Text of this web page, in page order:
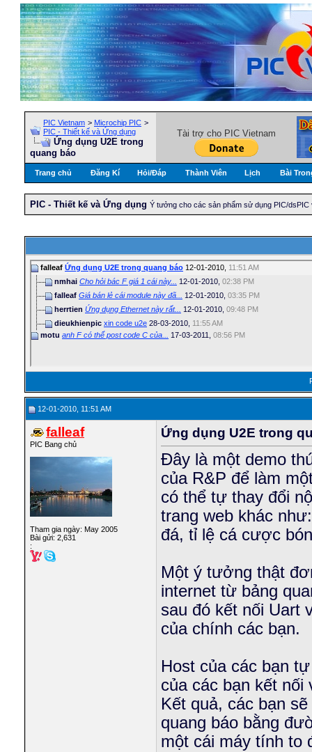
PIC Vietnam > Microchip PIC >
PIC - Thiết kế và Ứng dụng
Ứng dụng U2E trong
quang báo
Tài trợ cho PIC Vietnam
Trang chủ Đăng Kí Hỏi/Ðáp Thành Viên Lịch Bài
PIC - Thiết kế và Ứng dụng Ý tưởng cho các sản phẩm sử dụng PIC/
falleaf Ứng dụng U2E trong quang báo 12-01-2010, 11:51 AM
nmhai Cho hỏi bác F giá 1 cái này... 12-01-2010, 02:38 PM
falleaf Giá bán lẻ cái module này đã... 12-01-2010, 03:35 PM
herrtien Ứng dụng Ethernet này rất... 12-01-2010, 09:48 PM
dieukhienpic xin code u2e 28-03-2010, 11:55 AM
motu anh F có thể post code C của... 17-03-2011, 08:56 PM
12-01-2010, 11:51 AM
falleaf
PIC Bang chủ
Tham gia ngày: May 2005
Bài gửi: 2,631
:
Ứng dụng U2E trong
Đây là một demo
của R&P để làm
có thể tự thay đổi
trang web khác
đá, tỉ lệ cá cược
Một ý tưởng thật
internet từ bảng
sau đó kết nối Uart
của chính các bạn.
Host của các bạn
của các bạn kết
Kết quả, các bạn
quang báo bằng
một cái máy tính to